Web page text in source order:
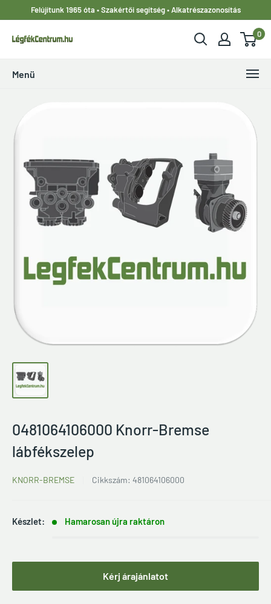
tartalomhoz
Felújítunk 1965 óta • Szakértői segítség • Alkatrészazonosítás
LegfekCentrum.hu
0
Menü
0481064106000 Knorr-Bremse
lábfékszelep
KNORR-BREMSE Cikkszám: 481064106000
Készlet: Hamarosan újra raktáron
Kérj árajánlatot